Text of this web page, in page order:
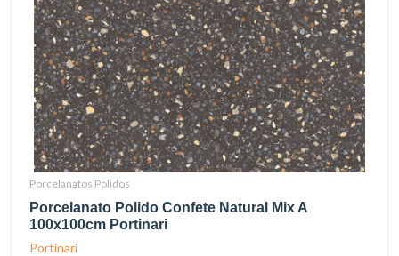
Porcelanatos Polidos
Porcelanato Polido Confete Natural Mix A
100x100cm Portinari
Portinari